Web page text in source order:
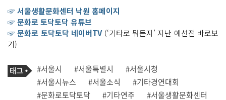
☞ 서울생활문화센터 낙원 홈페이지
☞ 문화로 토닥토닥 유튜브
☞ 문화로 토닥토닥 네이버TV(‘기타로 뭐든지’ 지난 예선전 바로보
기)
기
사
관
련
태
태
그
#서울시 #서울특별시
#서울시청
#서울시뉴스
#서울소식
#기타경연대회
#문화로토닥토닥
#기타연주
#서울생활문화센터